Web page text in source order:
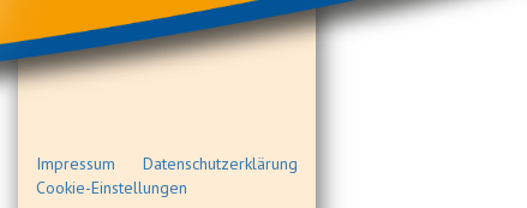
Impressum
Datenschutzerklärung
Cookie-Einstellungen